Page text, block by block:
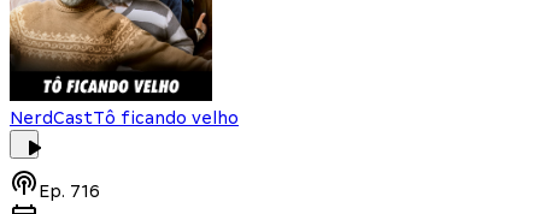
NerdCastTô ficando velho
Ep. 716